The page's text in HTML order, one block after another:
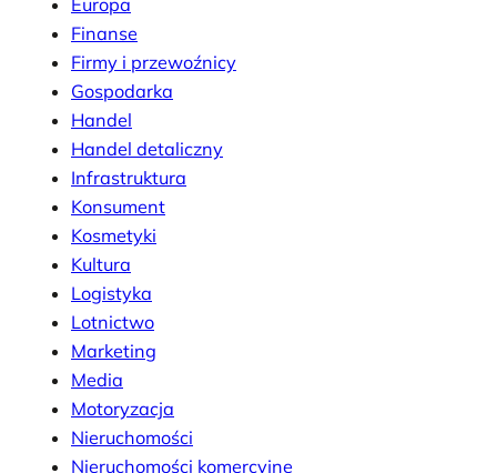
Finanse
Firmy i przewoźnicy
Gospodarka
Handel
Handel detaliczny
Infrastruktura
Konsument
Kosmetyki
Kultura
Logistyka
Lotnictwo
Marketing
Media
Motoryzacja
Nieruchomości
Nieruchomości komercyjne